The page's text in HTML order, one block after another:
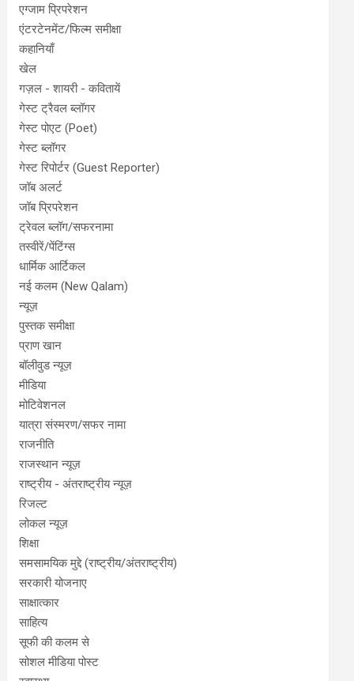
एग्जाम प्रिपरेशन
एंटरटेनमेंट/फिल्म समीक्षा
कहानियाँ
खेल
गज़ल - शायरी - कवितायें
गेस्ट ट्रैवल ब्लॉगर
गेस्ट पोएट (Poet)
गेस्ट ब्लॉगर
गेस्ट रिपोर्टर (Guest Reporter)
जॉब अलर्ट
जॉब प्रिपरेशन
ट्रेवल ब्लॉग/सफरनामा
तस्वीरें/पेंटिंग्स
धार्मिक आर्टिकल
नई कलम (New Qalam)
न्यूज़
पुस्तक समीक्षा
प्राण खान
बॉलीवुड न्यूज़
मीडिया
मोटिवेशनल
यात्रा संस्मरण/सफर नामा
राजनीति
राजस्थान न्यूज़
राष्ट्रीय - अंतराष्ट्रीय न्यूज़
रिजल्ट
लोकल न्यूज़
शिक्षा
समसामयिक मुद्दे (राष्ट्रीय/अंतराष्ट्रीय)
सरकारी योजनाए
साक्षात्कार
साहित्य
सूफी की कलम से
सोशल मीडिया पोस्ट